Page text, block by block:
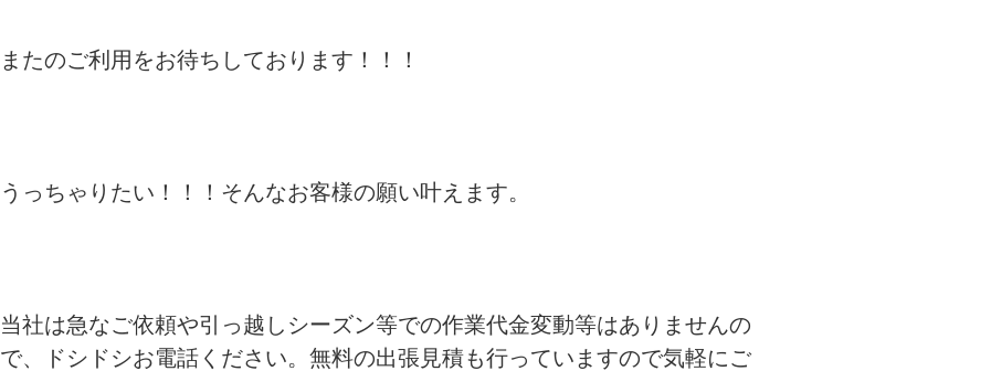
またのご利用をお待ちしております！！！
うっちゃりたい！！！そんなお客様の願い叶えます。
当社は急なご依頼や引っ越しシーズン等での作業代金変動等はありませんの
で、ドシドシお電話ください。無料の出張見積も行っていますので気軽にご